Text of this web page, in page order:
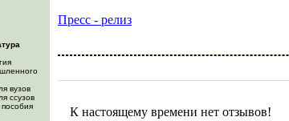
вузов
ссузов
Пресс - релиз
К настоящему времени нет отзывов!